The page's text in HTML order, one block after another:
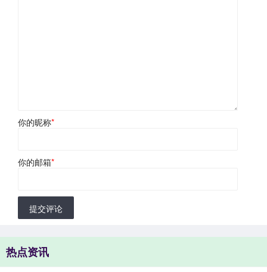
你的昵称*
你的邮箱*
提交评论
热点资讯